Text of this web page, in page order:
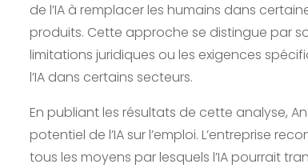
de l’IA à remplacer les humains dans
produits. Cette approche se distingue par
limitations juridiques ou les exigences
l’IA dans certains secteurs.
En publiant les résultats de cette analyse,
potentiel de l’IA sur l’emploi. L’entreprise
tous les moyens par lesquels l’IA pourrait